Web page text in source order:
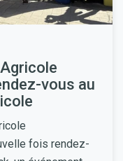
vous au
fois rendez-